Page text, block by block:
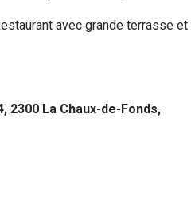
2300 La Chaux-de-Fonds,